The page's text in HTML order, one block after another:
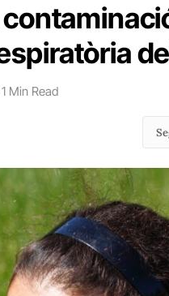
1 Min Read